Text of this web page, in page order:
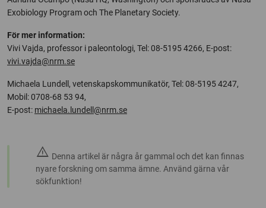
Exobiology Program och The Planetary Society.
För mer information:
Vivi Vajda, professor i paleontologi, Tel: 08-5195 4266, E-post:
vivi.vajda@nrm.se
Michaela Lundell, vetenskapskommunikatör, Tel: 08-5195 4247,
Mobil: 0708-68 53 94,
E-post: michaela.lundell@nrm.se
warning Denna artikel är några år gammal och det kan finnas
nyare forskning om samma ämne. Använd gärna vår
sökfunktion!